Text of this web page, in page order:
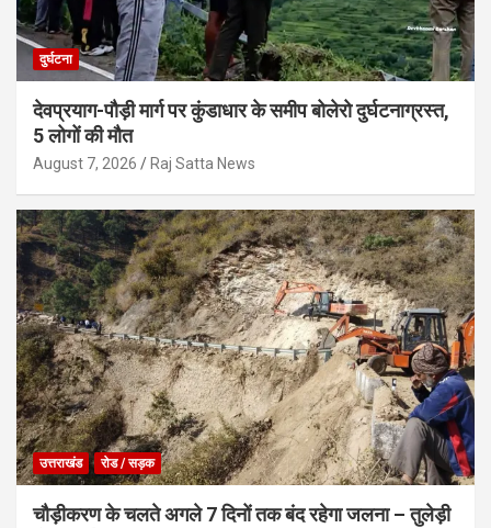
दुर्घटना
देवप्रयाग-पौड़ी मार्ग पर कुंडाधार के समीप बोलेरो दुर्घटनाग्रस्त,
5 लोगों की मौत
August 7, 2026 Raj Satta News
उत्तराखंड रोड / सड़क
चौड़ीकरण के चलते अगले 7 दिनों तक बंद रहेगा जलना – तुलेड़ी